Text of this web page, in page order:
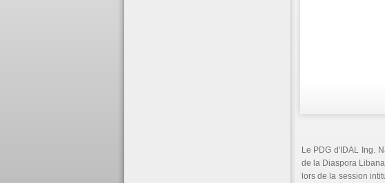
Le PDG d'IDAL Ing.
de la Diaspora
lors de la session